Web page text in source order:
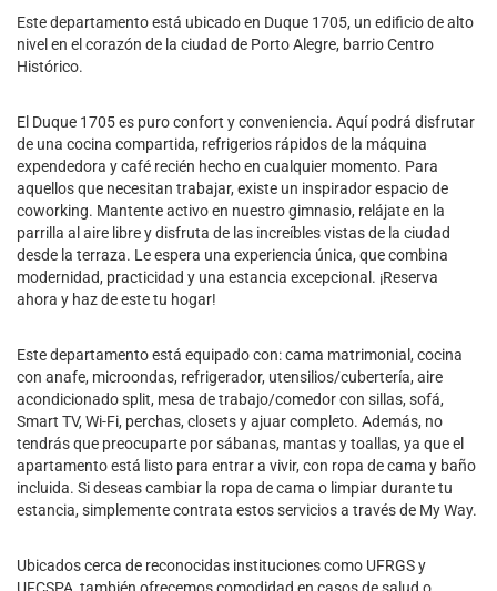
Este departamento está ubicado en Duque 1705, un edificio de alto
nivel en el corazón de la ciudad de Porto Alegre, barrio Centro
Histórico.
El Duque 1705 es puro confort y conveniencia. Aquí podrá disfrutar
de una cocina compartida, refrigerios rápidos de la máquina
expendedora y café recién hecho en cualquier momento. Para
aquellos que necesitan trabajar, existe un inspirador espacio de
coworking. Mantente activo en nuestro gimnasio, relájate en la
parrilla al aire libre y disfruta de las increíbles vistas de la ciudad
desde la terraza. Le espera una experiencia única, que combina
modernidad, practicidad y una estancia excepcional. ¡Reserva
ahora y haz de este tu hogar!
Este departamento está equipado con: cama matrimonial, cocina
con anafe, microondas, refrigerador, utensilios/cubertería, aire
acondicionado split, mesa de trabajo/comedor con sillas, sofá,
Smart TV, Wi-Fi, perchas, closets y ajuar completo. Además, no
tendrás que preocuparte por sábanas, mantas y toallas, ya que el
apartamento está listo para entrar a vivir, con ropa de cama y baño
incluida. Si deseas cambiar la ropa de cama o limpiar durante tu
estancia, simplemente contrata estos servicios a través de My Way.
Ubicados cerca de reconocidas instituciones como UFRGS y